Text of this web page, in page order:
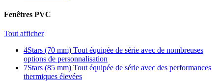
Fenêtres PVC
Tout afficher
4Stars (70 mm) Tout équipée de série avec de nombreuses
options de personnalisation
7Stars (85 mm) Tout équipée de série avec des performances
thermiques élevées